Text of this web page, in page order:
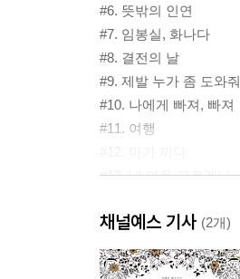
#6. 뜻밖의 인연
#7. 임봉실, 화나다
#8. 결전의 날
#9. 제발 누가 좀 도와줘
#10. 나에게 빠져, 빠져
#11. 여행
#13. 내 마음 모르겠니
#15. 자자, 정리합시다
#16. 해피엔딩
#에필로그
채널예스 기사 (2개)